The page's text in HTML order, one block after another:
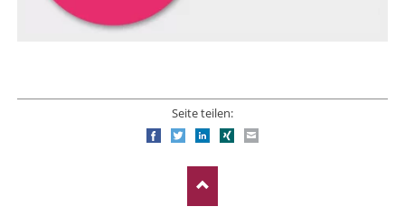
Seite teilen:
FacebookTwitterLinkedIn
Xing